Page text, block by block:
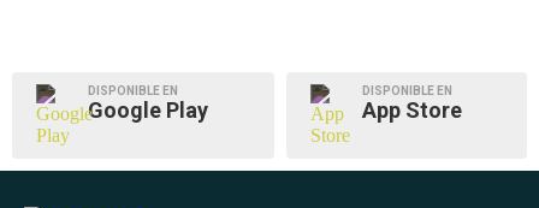
DISPONIBLE EN
Google Play
DISPONIBLE EN
App Store